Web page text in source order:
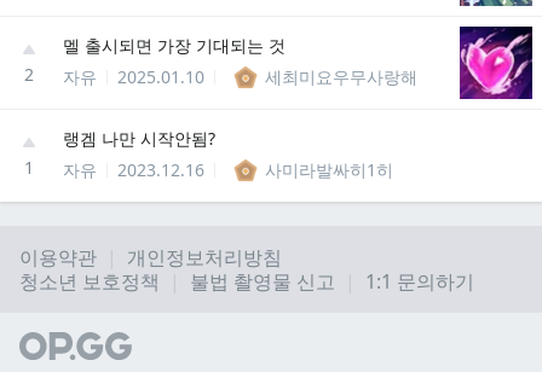
2
멜 출시되면 가장 기대되는 것
자유
2025.01.10 세최미요우무사랑해
1
랭겜 나만 시작안됨?
자유
2023.12.16 사미라발싸히1히
이용약관
개인정보처리방침
청소년 보호정책
불법 촬영물 신고 1:1 문의하기